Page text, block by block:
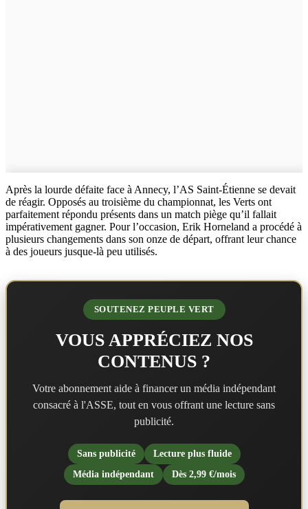
Après la lourde défaite face à Annecy, l’AS Saint-Étienne se devait
de réagir. Opposés au troisième du championnat, les Verts ont
parfaitement répondu présents dans un match piège qu’il fallait
impérativement gagner. Pour l’occasion, Erik Horneland a procédé à
plusieurs changements dans son onze de départ, offrant leur chance
à des joueurs jusque-là peu utilisés.
SOUTENEZ PEUPLE VERT
VOUS APPRÉCIEZ NOS
CONTENUS ?
Votre abonnement aide à financer un média indépendant
consacré à l'ASSE, tout en vous offrant une lecture sans
publicité.
Sans publicité
Lecture plus fluide
Média indépendant
Dès 2,99 €/mois